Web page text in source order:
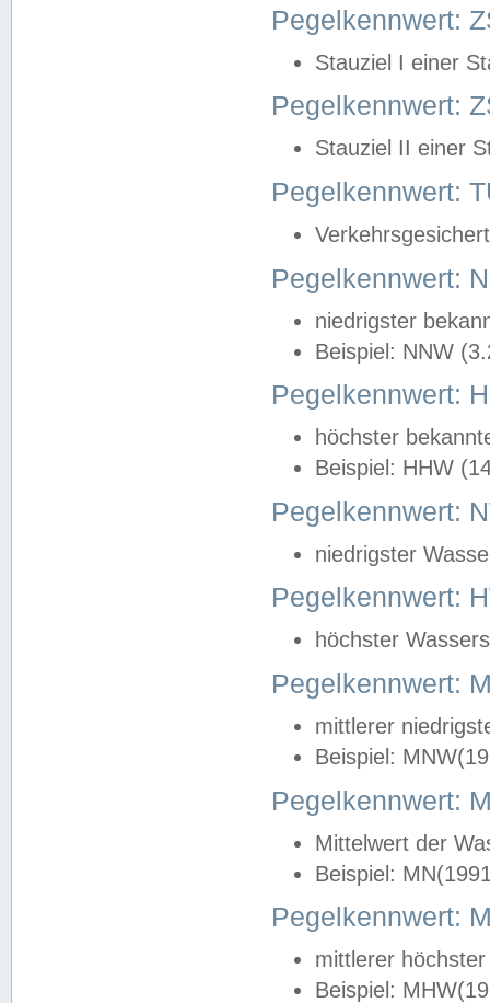
Pegelkennwert:
Stauziel I einer
Pegelkennwert:
Stauziel II einer
Pegelkennwert:
Pegelkennwert:
niedrigster
Beispiel: NNW
Pegelkennwert:
höchster
Beispiel: HHW
Pegelkennwert:
niedrigster
Pegelkennwert:
höchster
Pegelkennwert:
mittlerer
Beispiel:
Pegelkennwert:
Mittelwert der
Beispiel:
Pegelkennwert:
mittlerer
Beispiel: